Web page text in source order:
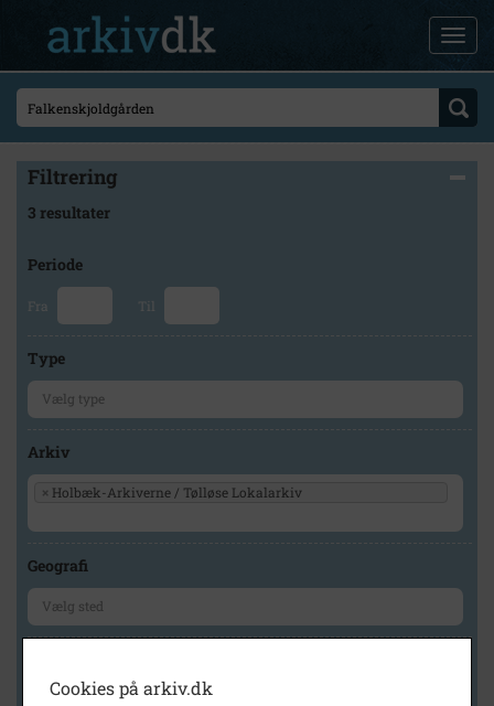
Filtrering
3 resultater
Periode
Fra Til
Type
Arkiv
× Holbæk-Arkiverne / Tølløse Lokalarkiv
Geografi
Vis kun med billeder
Cookies på arkiv.dk